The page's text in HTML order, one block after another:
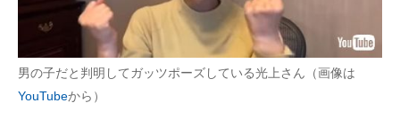
男の子だと判明してガッツポーズしている光上さん（画像は
YouTubeから）